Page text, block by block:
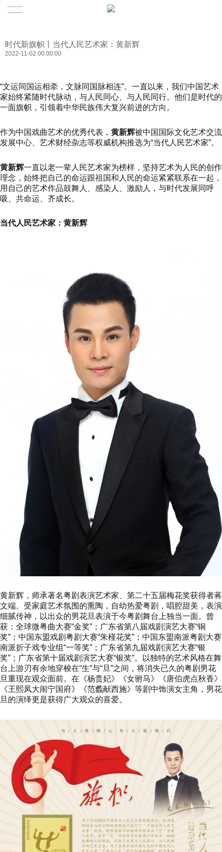
时代新旗帜丨当代人民艺术家：黄新辉
2022-11-02 00:00:00
“文运同国运相牵，文脉同国脉相连”。一直以来，我们中国艺术
家始终紧随时代脉动，与人民同心、与人民同行。他们是时代的
一面旗帜，引领着中华民族伟大复兴前进的方向。
作为中国戏曲艺术的优秀代表， 黄新辉被中国国际文化艺术交流
发展中心、艺术财经杂志等权威机构推选为“当代人民艺术家”。
黄新辉一直以老一辈人民艺术家为榜样，坚持艺术为人民的创作
理念，始终把自己的命运跟祖国和人民的命运紧紧联系在一起，
用自己的艺术作品鼓舞人、感染人、激励人，与时代发展同呼
吸、共命运、齐成长。
当代人民艺术家：黄新辉
黄新辉，师承著名粤剧表演艺术家、第二十五届梅花奖获得者蒋
文端。受家庭艺术氛围的熏陶，自幼热爱粤剧，唱腔甜美，表演
细腻传神，以出众的男花旦表演于今粤剧舞台上独当一面。曾
获：全球微粤曲大赛“金奖”；广东省第八届戏剧演艺大赛“铜
奖”；中国东盟戏剧粤剧大赛“朱槿花奖”；中国东盟南派粤剧大赛
南派折子戏专业组“一等奖”；广东省第九届戏剧演艺大赛“银
奖”；广东省第十届戏剧演艺大赛“银奖”。以独特的艺术风格在舞
台上游刃有余地穿梭在“生”与“旦”之间，将消失已久的粤剧男花
旦重现在观众面前。在《杨贵妃》《女驸马》《唐伯虎点秋香》
《王熙凤大闹宁国府》《范蠡献西施》等剧中饰演女主角，男花
旦的演绎更是获得广大观众的喜爱。